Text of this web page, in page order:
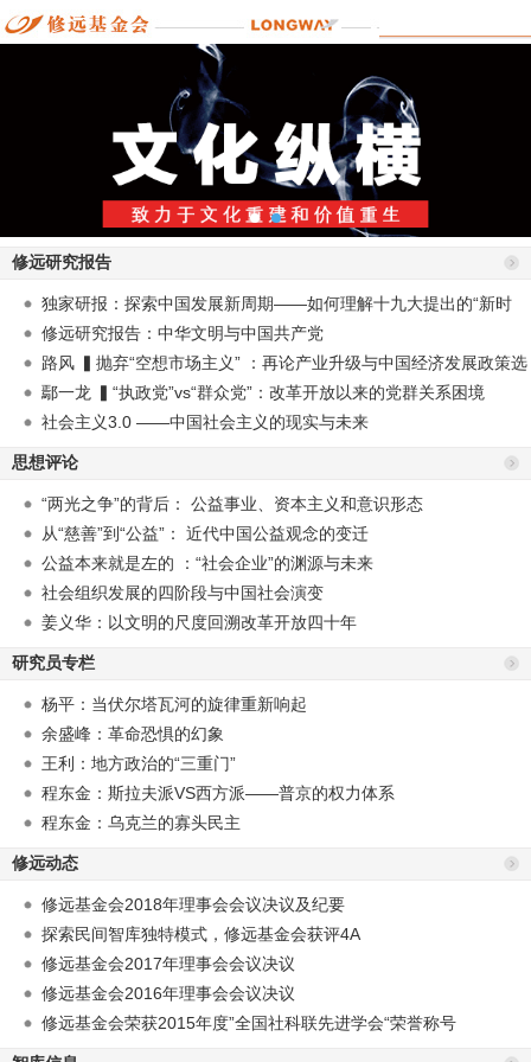
修远研究报告
独家研报：探索中国发展新周期——如何理解十九大提出的“新时
代”？
修远研究报告：中华文明与中国共产党
路风 ▍抛弃“空想市场主义” ：再论产业升级与中国经济发展政策选
择
鄢一龙 ▍“执政党”vs“群众党”：改革开放以来的党群关系困境
社会主义3.0 ——中国社会主义的现实与未来
思想评论
“两光之争”的背后： 公益事业、资本主义和意识形态
从“慈善”到“公益”： 近代中国公益观念的变迁
公益本来就是左的 ：“社会企业”的渊源与未来
社会组织发展的四阶段与中国社会演变
姜义华：以文明的尺度回溯改革开放四十年
研究员专栏
杨平：当伏尔塔瓦河的旋律重新响起
余盛峰：革命恐惧的幻象
王利：地方政治的“三重门”
程东金：斯拉夫派VS西方派——普京的权力体系
程东金：乌克兰的寡头民主
修远动态
修远基金会2018年理事会会议决议及纪要
探索民间智库独特模式，修远基金会获评4A
修远基金会2017年理事会会议决议
修远基金会2016年理事会会议决议
修远基金会荣获2015年度”全国社科联先进学会“荣誉称号